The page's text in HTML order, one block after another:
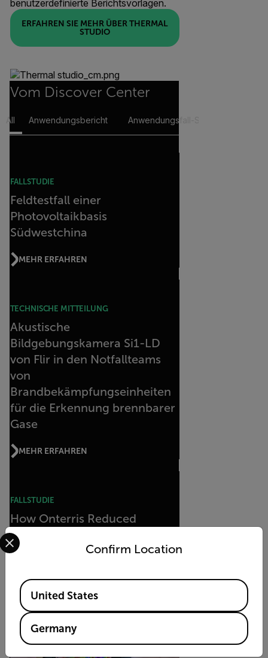
benutzerdefinierte Berichtsvorlagen.
ERFAHREN SIE MEHR ÜBER THERMAL
STUDIO
Vom Discover Center
All Anwendungsbericht Anwendungsfall-Szenario
FALLSTUDIE
Feldtestfall einer
Photovoltaikbasis
Südwestchina
MEHR ERFAHREN
TECHNISCHE MITTEILUNG
Akustische
Bildgebungskamera Si1-LD
von Flir in den Notfallteams
von
Brandbekämpfungseinheiten
für die Erkennung brennbarer
Gase
MEHR ERFAHREN
FALLSTUDIE
How Onterris Reduced
Moisture Mapping Costs by
40% with Flir iXX
MEHR ERFAHREN
Confirm Location
Select your preferred country and language from the
Available Locations
United States
Germany